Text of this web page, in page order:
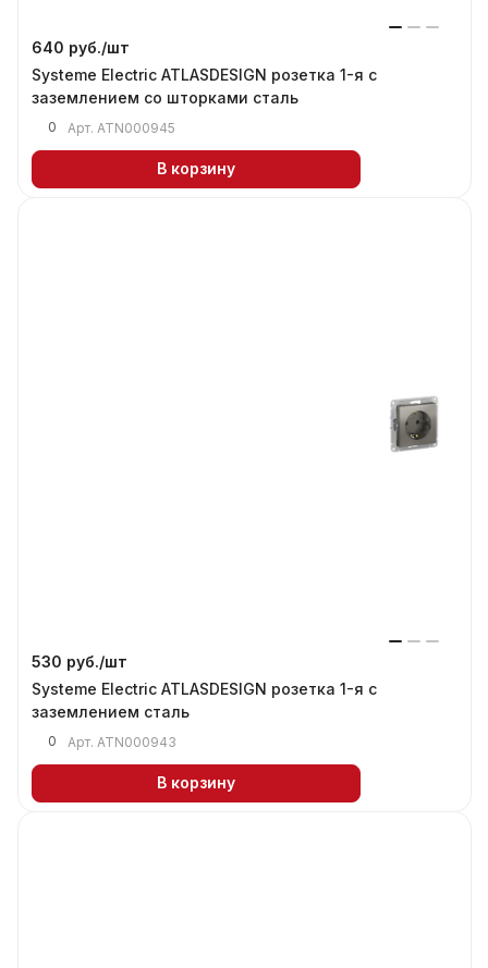
640 руб./шт
Systeme Electric ATLASDESIGN розетка 1-я с
заземлением со шторками сталь
0 Арт. ATN000945
В корзину
530 руб./шт
Systeme Electric ATLASDESIGN розетка 1-я с
заземлением сталь
0 Арт. ATN000943
В корзину